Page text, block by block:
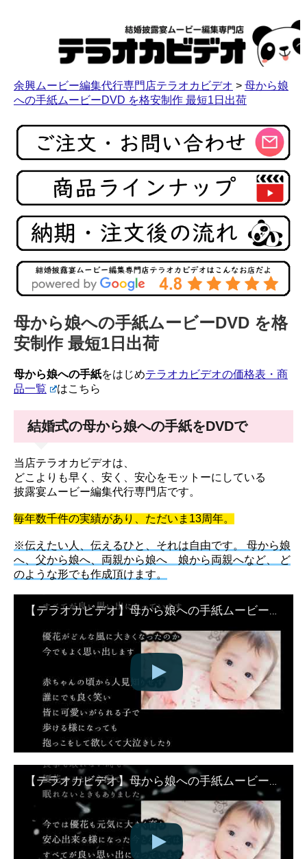
余興ムービー編集代行専門店テラオカビデオ > 母から娘
への手紙ムービーDVD を格安制作 最短1日出荷
母から娘への手紙ムービーDVD を格
安制作 最短1日出荷
母から娘への手紙をはじめテラオカビデオの価格表・商
品一覧
はこちら
結婚式の母から娘への手紙をDVDで
当店テラオカビデオは、
どこよりも早く、安く、安心をモットーにしている
披露宴ムービー編集代行専門店です。
毎年数千件の実績があり、ただいま13周年。
※伝えたい人、伝えるひと、それは自由です。 母から娘
へ、父から娘へ、両親から娘へ 娘から両親へなど、 ど
のような形でも作成頂けます。
【テラオカビデオ】母から娘への手紙ムービーが3,000円- 背景-黒ver
【テラオカビデオ】母から娘への手紙ムービーが3,000円- 背景-羽ver